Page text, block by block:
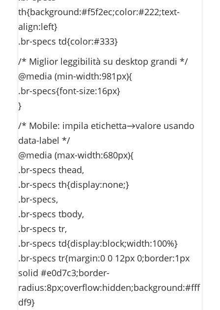
th{background:#f5f2ec;color:#222;text-
align:left}
.br-specs td{color:#333}
/* Miglior leggibilità su desktop grandi */
@media (min-width:981px){
.br-specs{font-size:16px}
}
/* Mobile: impila etichetta→valore usando
data-label */
@media (max-width:680px){
.br-specs thead,
.br-specs th{display:none;}
.br-specs,
.br-specs tbody,
.br-specs tr,
.br-specs td{display:block;width:100%}
.br-specs tr{margin:0 0 12px 0;border:1px
solid #e0d7c3;border-
radius:8px;overflow:hidden;background:#fff
df9}